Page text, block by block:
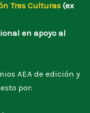
Tres Culturas(ex
en apoyo al
AEA de edición y
por: